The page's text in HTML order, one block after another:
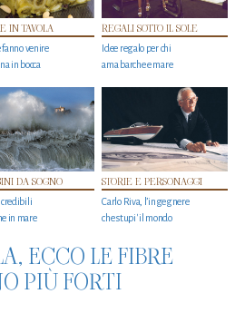
IN TAVOLA
fanno venire
in bocca
REGALI SOTTO IL SOLE
Idee regalo per chi
ama barche e mare
DA SOGNO
in mare
STORIE E PERSONAGGI
Carlo Riva, l’ingegnere
che stupi' il mondo
ECCO LE FIBRE
PIÙ FORTI